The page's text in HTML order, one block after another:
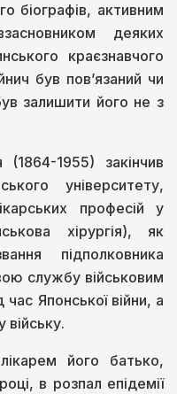
біографів, активним
деяких
краєзнавчого
був пов’язаний чи
залишити його не з
1955) закінчив
університету,
професій у
хірургія), як
підполковника
службу військовим
час Японської війни, а
війську.
його батько,
в розпал епідемії